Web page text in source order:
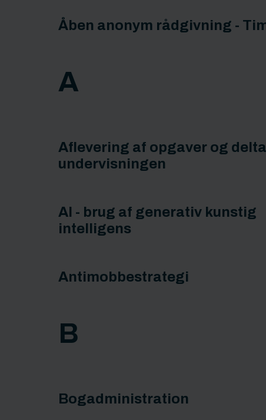
Åben anonym rådgivning -
A
Aflevering af opgaver og
undervisningen
AI - brug af generativ kunstig
intelligens
Antimobbestrategi
B
Bogadministration